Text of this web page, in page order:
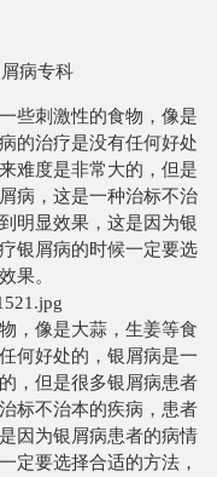
病专科
些刺激性的食物，像是
的治疗是没有任何好处
难度是非常大的，但是
病，这是一种治标不治
明显效果，这是因为银
银屑病的时候一定要选
果。
像是大蒜，生姜等食
何好处的，银屑病是一
，但是很多银屑病患者
标不治本的疾病，患者
因为银屑病患者的病情
定要选择合适的方法，